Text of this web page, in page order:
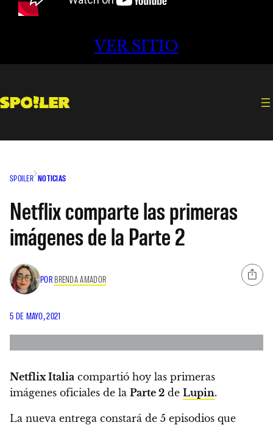
VER SITIO
SPOILER NOTICIAS
Netflix comparte las primeras
imágenes de la Parte 2
POR BRENDA AMADOR
5 DE MAYO, 2021
Netflix Italia compartió hoy las primeras
imágenes oficiales de la Parte 2 de Lupin.
La nueva entrega constará de 5 episodios que